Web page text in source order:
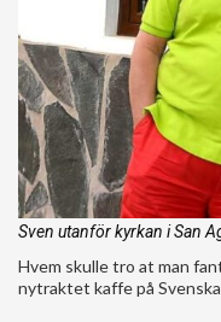
Sven utanför kyrkan i San
Hvem skulle tro at man
nytraktet kaffe på